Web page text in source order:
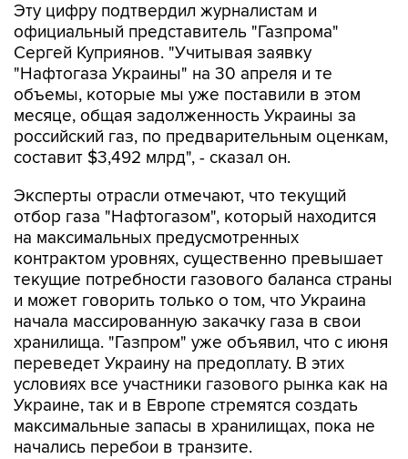
Эту цифру подтвердил журналистам и
официальный представитель "Газпрома"
Сергей Куприянов. "Учитывая заявку
"Нафтогаза Украины" на 30 апреля и те
объемы, которые мы уже поставили в этом
месяце, общая задолженность Украины за
российский газ, по предварительным оценкам,
составит $3,492 млрд", - сказал он.
Эксперты отрасли отмечают, что текущий
отбор газа "Нафтогазом", который находится
на максимальных предусмотренных
контрактом уровнях, существенно превышает
текущие потребности газового баланса страны
и может говорить только о том, что Украина
начала массированную закачку газа в свои
хранилища. "Газпром" уже объявил, что с июня
переведет Украину на предоплату. В этих
условиях все участники газового рынка как на
Украине, так и в Европе стремятся создать
максимальные запасы в хранилищах, пока не
начались перебои в транзите.